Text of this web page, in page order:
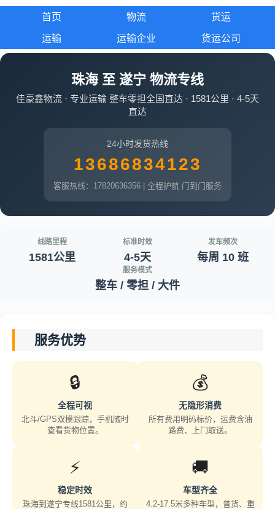
首页 物流 货运
运输 运输企业 货运公司
珠海 至 遂宁 物流专线
佳豪鑫物流 · 专业运输 整车零担全国直达 · 1581公里 · 4-5天
直达
24小时发货热线
13686834123
客服热线：17820636356 | 全程护航 门到门服务
线路里程
1581公里
标准时效
4-5天
发车频次
每周 10 班
服务模式
整车 / 零担 / 大件
服务优势
🔒
全程可视
北斗/GPS双模跟踪，手机随时
查看货物位置。
💰
无隐形消费
所有费用明码标价，运费含油
路费、上门取送。
⚡
稳定时效
珠海到遂宁专线1581公里，约
🚚
车型齐全
4.2-17.5米多种车型，普货、重